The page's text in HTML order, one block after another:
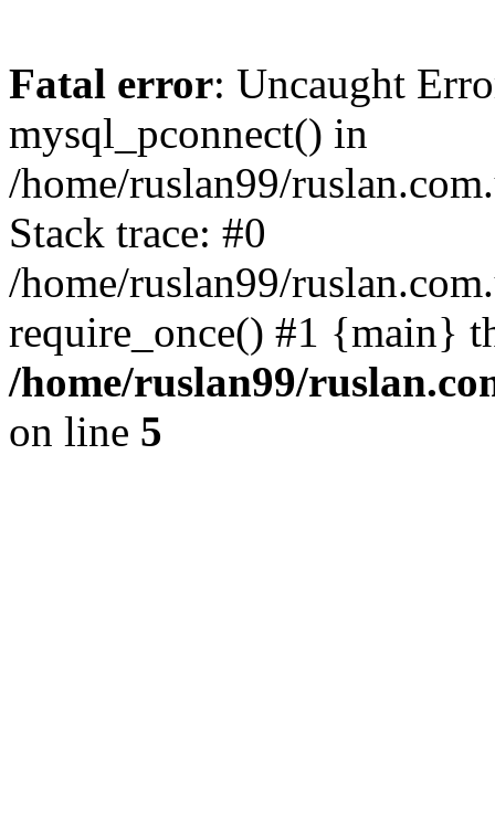
Fatal error: Uncaught
mysql_pconnect() in
/home/ruslan99/
Stack trace: #0
/home/ruslan99/
require_once() #1 {main}
/home/ruslan99/
on line 5